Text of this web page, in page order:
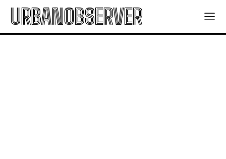
URBANOBSERVER